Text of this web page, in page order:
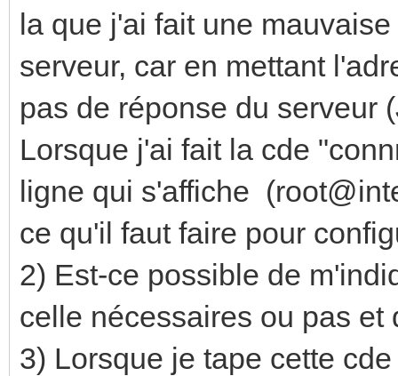
la que j'ai fait une
serveur, car en mettant
pas de réponse du serveur
Lorsque j'ai fait la cde
ligne qui s'affiche
ce qu'il faut faire pour
2) Est-ce possible de
celle nécessaires ou pas
3) Lorsque je tape cette